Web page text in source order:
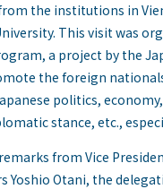
the institutions in
This visit was
a project by the
the foreign
politics,
stance, etc.,
from Vice
Yoshio Otani, the